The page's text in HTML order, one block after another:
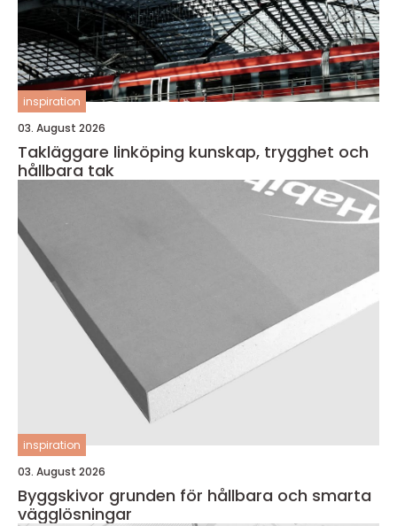
inspiration
03. August 2026
Takläggare linköping kunskap, trygghet och
hållbara tak
inspiration
03. August 2026
Byggskivor grunden för hållbara och smarta
vägglösningar